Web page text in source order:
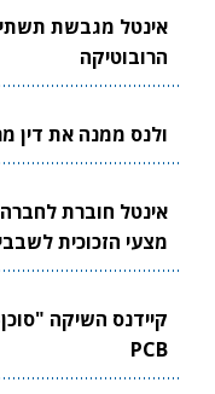
אינטל מגבשת
הרובוטיקה
ולנס ממנה את דין
אינטל חוברת
מצעי הזכוכית
קיידנס השיקה
PCB